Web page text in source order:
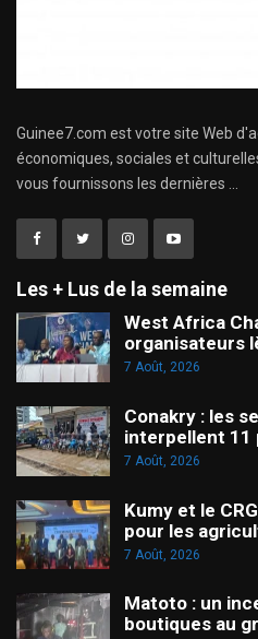
Guinee7.com est votre site Web
économiques, sociales et
vous fournissons les dernières ...
Les + Lus de la semaine
West Africa
organisateurs
7 Août, 2026
Conakry : les
interpellent 11
7 Août, 2026
Kumy et le
pour les
7 Août, 2026
Matoto : un
boutiques au